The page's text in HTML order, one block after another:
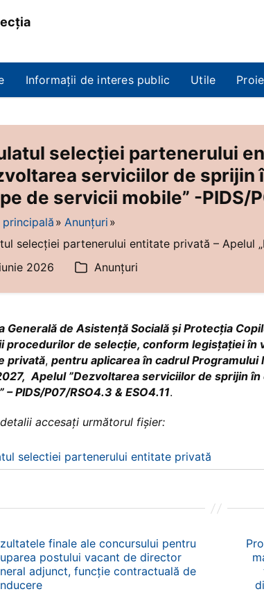
Informații de interes public Utile
selecției partenerului
serviciilor de sprijin
de servicii mobile” -PIDS/
principală
Anunțuri
selecției partenerului entitate privată – Apelul
2026 Categorii
Anunțuri
Generală de Asistență Socială și Protecția
procedurilor de selecţie, conform legisțației în
privată, pentru aplicarea în cadrul Programului
Apelul ”Dezvoltarea serviciilor de sprijin
– PIDS/P07/RSO4.3 & ESO4.11.
accesați următorul fișier:
selectiei partenerului entitate privată
finale ale concursului pentru
postului vacant de director
adjunct, funcție contractuală de